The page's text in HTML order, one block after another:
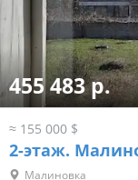
455 483 р.
≈ 155 000 $
2-этаж.
Малиновка